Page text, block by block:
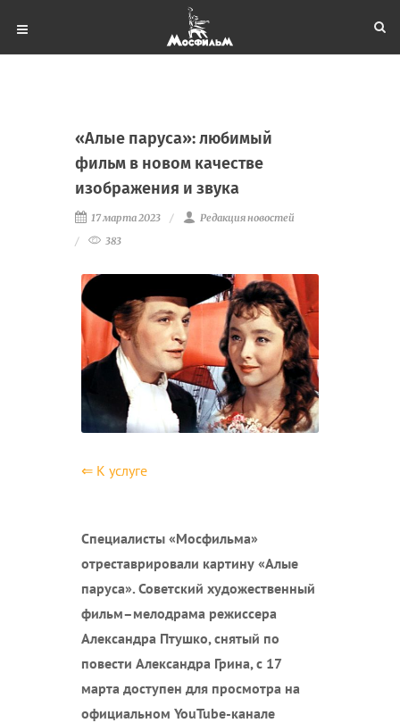
«Алые паруса»: любимый
фильм в новом качестве
изображения и звука
17 марта 2023
Редакция новостей
383
⇐ К услуге
Специалисты «Мосфильма»
отреставрировали картину «Алые
паруса». Советский художественный
фильм–мелодрама режиссера
Александра Птушко, снятый по
повести Александра Грина, с 17
марта доступен для просмотра на
официальном YouTube-канале